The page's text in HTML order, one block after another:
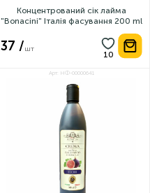
Концентрований сік лайма
"Bonacini" Італія фасування 200 ml
37 /шт
Арт: НФ-00000641